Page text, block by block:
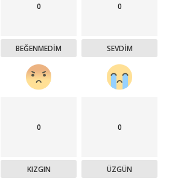
0
BEĞENMEDIM
0
SEVDIM
0
KIZGIN
0
ÜZGÜN